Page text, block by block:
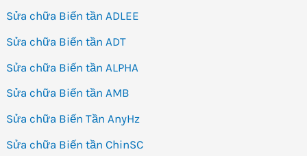
Sửa chữa Biến tần ADLEE
Sửa chữa Biến tần ADT
Sửa chữa Biến tần ALPHA
Sửa chữa Biến tần AMB
Sửa chữa Biến Tần AnyHz
Sửa chữa Biến tần ChinSC